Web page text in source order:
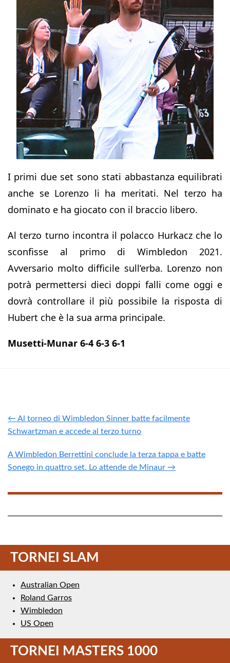
I primi due set sono stati abbastanza equilibrati
anche se Lorenzo li ha meritati. Nel terzo ha
dominato e ha giocato con il braccio libero.
Al terzo turno incontra il polacco Hurkacz che lo
sconfisse al primo di Wimbledon 2021.
Avversario molto difficile sull’erba. Lorenzo non
potrà permettersi dieci doppi falli come oggi e
dovrà controllare il più possibile la risposta di
Hubert che è la sua arma principale.
Musetti-Munar 6-4 6-3 6-1
← Al torneo di Wimbledon Sinner batte facilmente
Schwartzman e accede al terzo turno
A Wimbledon Berrettini conclude la terza tappa e batte
Sonego in quattro set. Lo attende de Minaur →
TORNEI SLAM
Australian Open
Roland Garros
Wimbledon
US Open
TORNEI MASTERS 1000